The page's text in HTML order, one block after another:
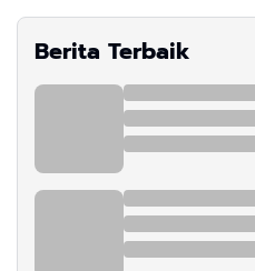
Berita Terbaik